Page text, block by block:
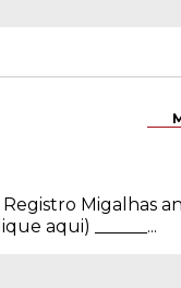
Registro Migalhas
aqui) ______...